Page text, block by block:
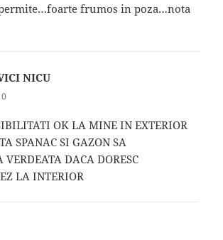
frumos in poza…nota
NICU
OK LA MINE IN EXTERIOR
SPANAC SI GAZON SA
VERDEATA DACA DORESC
LA INTERIOR